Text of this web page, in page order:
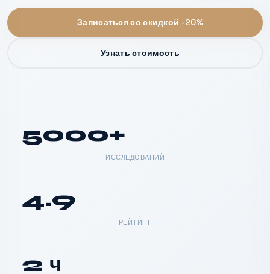
Записаться со скидкой -20%
Узнать стоимость
5000+
ИССЛЕДОВАНИЙ
4.9
РЕЙТИНГ
2 ч